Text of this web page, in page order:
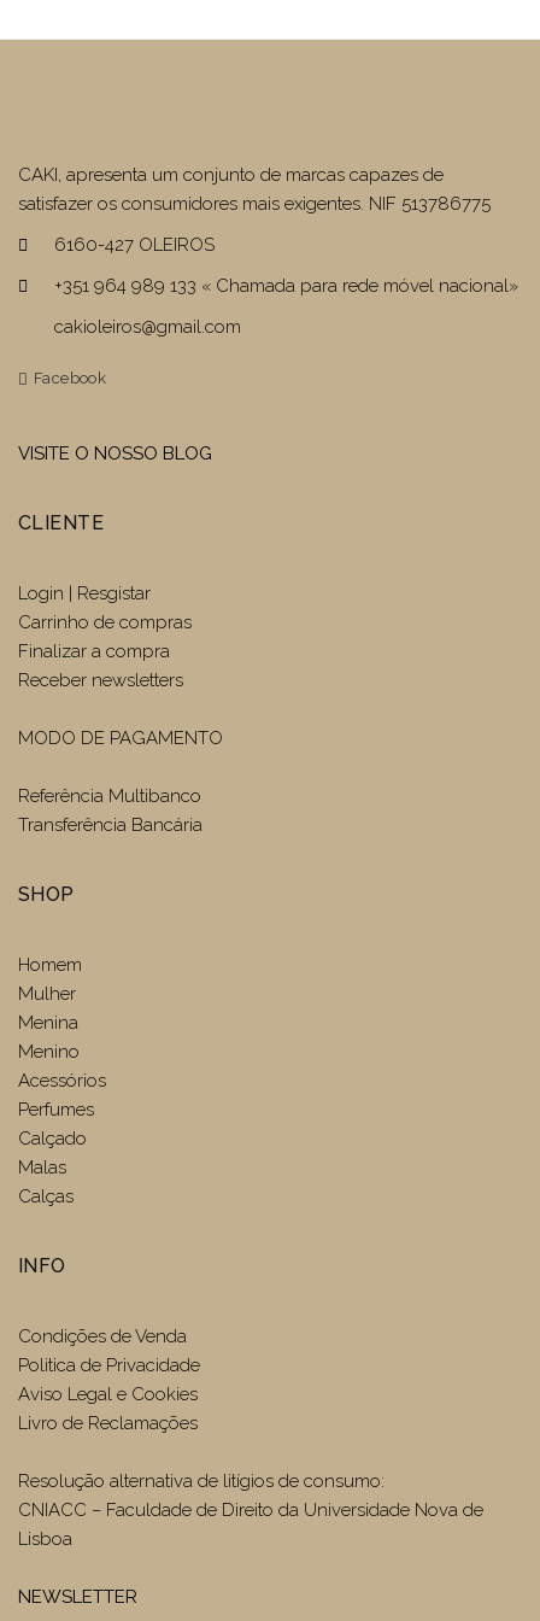
CAKI, apresenta um conjunto de marcas capazes de
satisfazer os consumidores mais exigentes. NIF 513786775
6160-427 OLEIROS
+351 964 989 133 « Chamada para rede móvel nacional»
cakioleiros@gmail.com
Facebook
VISITE O NOSSO BLOG
CLIENTE
Login | Resgistar
Carrinho de compras
Finalizar a compra
Receber newsletters
MODO DE PAGAMENTO
Referência Multibanco
Transferência Bancária
SHOP
Homem
Mulher
Menina
Menino
Acessórios
Perfumes
Calçado
Malas
Calças
INFO
Condições de Venda
Politica de Privacidade
Aviso Legal e Cookies
Livro de Reclamações
Resolução alternativa de litígios de consumo:
CNIACC – Faculdade de Direito da Universidade Nova de
Lisboa
NEWSLETTER